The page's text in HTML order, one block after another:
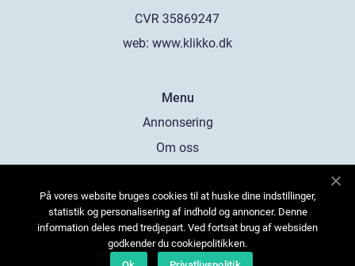
web: www.klikko.dk
Menu
Annonsering
Om oss
Kontakta oss
Sitemap
På vores website bruges cookies til at huske dine indstillinger,
statistik og personalisering af indhold og annoncer. Denne
information deles med tredjepart. Ved fortsat brug af websiden
godkender du cookiepolitikken.